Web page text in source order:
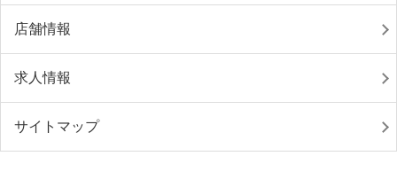
店舗情報
求人情報
サイトマップ